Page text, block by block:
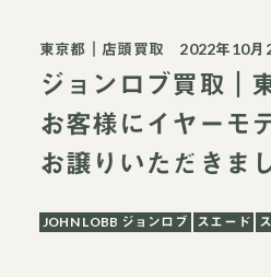
東京都 店頭買取 2022年10月
ジョンロブ買取｜
お客様にイヤーモ
お譲りいただきま
JOHN LOBB ジョンロブ スエード